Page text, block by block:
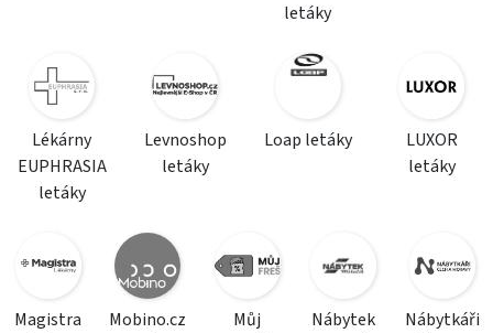
letáky
Lékárny
EUPHRASIA
letáky
Levnoshop
letáky
Loap letáky
LUXOR
letáky
Magistra
Mobino.cz
Můj
Nábytek
Nábytkáři